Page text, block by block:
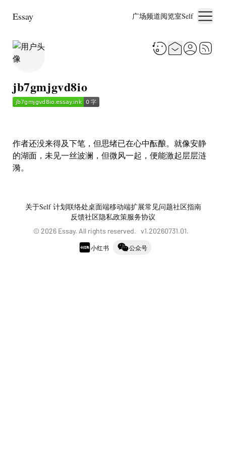
Essay 广场频道阅览室Self
jb7gmjgvd8io
作者还没来得及下笔，但思绪已在心中酝酿。就像安静
的湖面，未见一丝波澜，但微风一起，便能激起层层涟
漪。
关于Self 计划联络处桌面端移动端扩展常见问题社区指南
反馈社区隐私政策服务协议
© 2026 Essay. All rights reserved. v1.20260731.01.
小红书 公众号